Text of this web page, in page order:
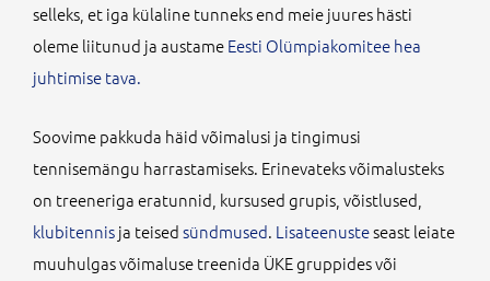
selleks, et iga külaline tunneks end meie juures hästi
oleme liitunud ja austameEesti Olümpiakomitee hea
juhtimise tava.
Soovime pakkuda häid võimalusi ja tingimusi
tennisemängu harrastamiseks. Erinevateks võimalusteks
on treeneriga eratunnid, kursused grupis, võistlused,
klubitennisja teisedsündmused. Lisateenusteseast leiate
muuhulgas võimaluse treenida ÜKE gruppides või